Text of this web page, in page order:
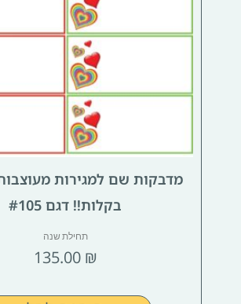
מדבקות שם למגירות
בקלות!! דגם #105
תחילת שנה
135.00 ₪